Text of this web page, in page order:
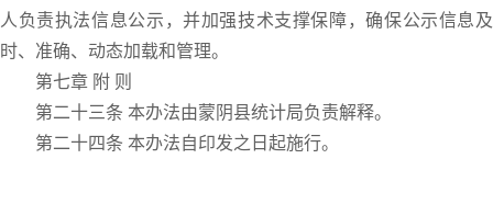
人负责执法信息公示，并加强技术支撑保障，确保公示信息及
时、准确、动态加载和管理。
第七章 附 则
第二十三条 本办法由蒙阴县统计局负责解释。
第二十四条 本办法自印发之日起施行。